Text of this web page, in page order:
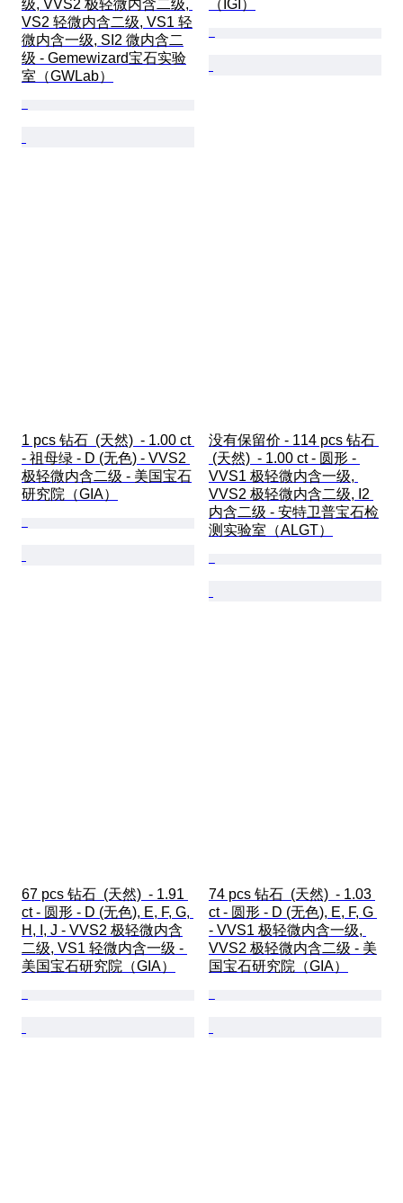
级, VVS2 极轻微内含二级,
VS2 轻微内含二级, VS1 轻
微内含一级, SI2 微内含二
级 - Gemewizard宝石实验
室（GWLab）
（IGI）
1 pcs 钻石  (天然)  - 1.00 ct
- 祖母绿 - D (无色) - VVS2
极轻微内含二级 - 美国宝石
研究院（GIA）
没有保留价 - 114 pcs 钻石
(天然)  - 1.00 ct - 圆形 -
VVS1 极轻微内含一级,
VVS2 极轻微内含二级, I2
内含二级 - 安特卫普宝石检
测实验室（ALGT）
67 pcs 钻石  (天然)  - 1.91
ct - 圆形 - D (无色), E, F, G,
H, I, J - VVS2 极轻微内含
二级, VS1 轻微内含一级 -
美国宝石研究院（GIA）
74 pcs 钻石  (天然)  - 1.03
ct - 圆形 - D (无色), E, F, G
- VVS1 极轻微内含一级,
VVS2 极轻微内含二级 - 美
国宝石研究院（GIA）